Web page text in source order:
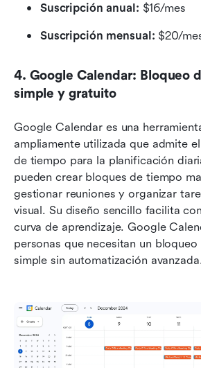
Suscripción anual: $16/mes
Suscripción mensual: $20/
4. Google Calendar: Bloqueo
simple y gratuito
Google Calendar es una
ampliamente utilizada que admite
de tiempo para la planificación
pueden crear bloques de tiempo
gestionar reuniones y organizar
visual. Su diseño sencillo facilita
curva de aprendizaje. Google
personas que necesitan un
simple sin automatización